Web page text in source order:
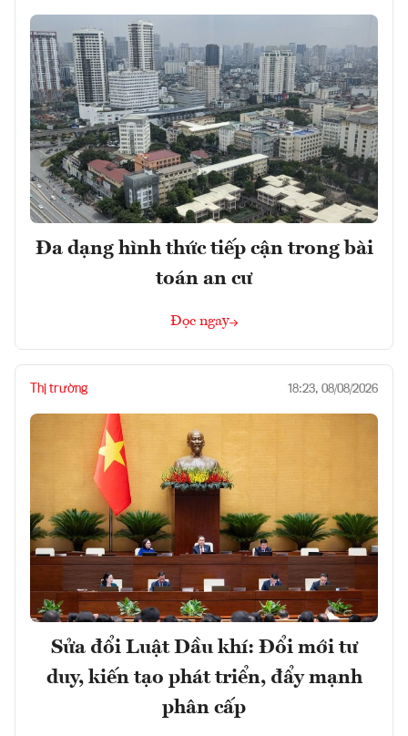
Đa dạng hình thức tiếp cận trong bài
toán an cư
Đọc ngay
Thị trường 18:23, 08/08/2026
Sửa đổi Luật Dầu khí: Đổi mới tư
duy, kiến tạo phát triển, đẩy mạnh
phân cấp